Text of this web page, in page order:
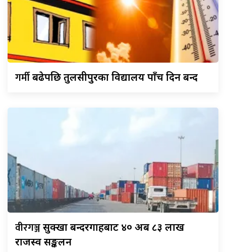
गर्मीबढेपछि तुलसीपुरका विद्यालय पाँच दिन बन्द
वीरगञ्जसुक्खा बन्दरगाहबाट ४० अर्ब ८३ लाख
राजस्व सङ्कलन